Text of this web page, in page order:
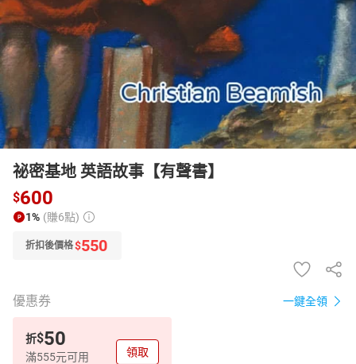
日本購物 電子/紙本書
HOT
祕密基地 英語故事【有聲書】
$600
1% (賺6點)
折扣後價格$550
優惠券 一鍵全領
折$50
滿555元可用 領取